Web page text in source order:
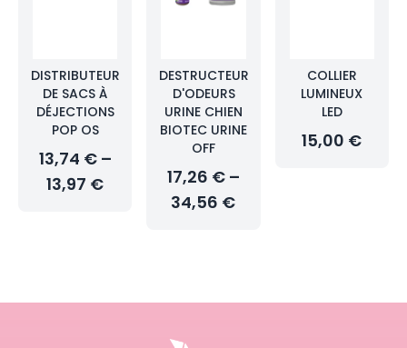
DISTRIBUTEUR
DE SACS À
DÉJECTIONS
POP OS
13,74 € –
13,97 €
DESTRUCTEUR
D'ODEURS
URINE CHIEN
BIOTEC URINE
OFF
17,26 € –
34,56 €
COLLIER
LUMINEUX
LED
15,00 €